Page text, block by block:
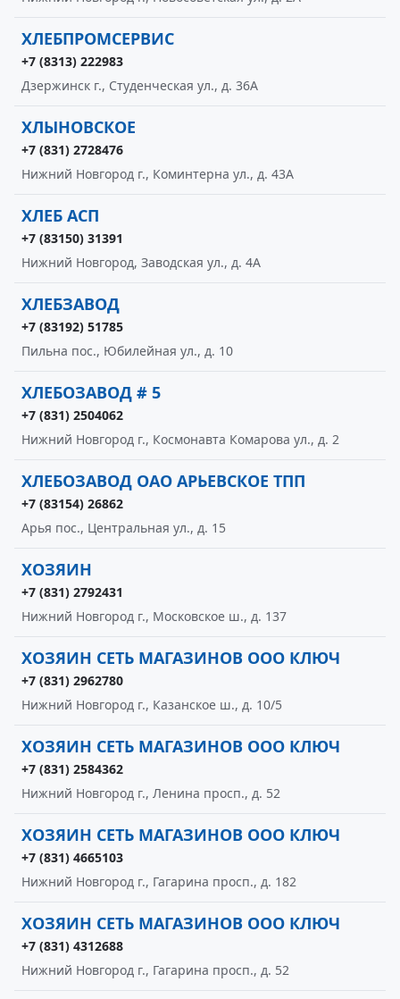
ХЛЕБПРОМСЕРВИС
+7 (8313) 222983
Дзержинск г., Студенческая ул., д. 36А
ХЛЫНОВСКОЕ
+7 (831) 2728476
Нижний Новгород г., Коминтерна ул., д. 43А
ХЛЕБ АСП
+7 (83150) 31391
Нижний Новгород, Заводская ул., д. 4А
ХЛЕБЗАВОД
+7 (83192) 51785
Пильна пос., Юбилейная ул., д. 10
ХЛЕБОЗАВОД # 5
+7 (831) 2504062
Нижний Новгород г., Космонавта Комарова ул., д. 2
ХЛЕБОЗАВОД ОАО АРЬЕВСКОЕ ТПП
+7 (83154) 26862
Арья пос., Центральная ул., д. 15
ХОЗЯИН
+7 (831) 2792431
Нижний Новгород г., Московское ш., д. 137
ХОЗЯИН СЕТЬ МАГАЗИНОВ ООО КЛЮЧ
+7 (831) 2962780
Нижний Новгород г., Казанское ш., д. 10/5
ХОЗЯИН СЕТЬ МАГАЗИНОВ ООО КЛЮЧ
+7 (831) 2584362
Нижний Новгород г., Ленина просп., д. 52
ХОЗЯИН СЕТЬ МАГАЗИНОВ ООО КЛЮЧ
+7 (831) 4665103
Нижний Новгород г., Гагарина просп., д. 182
ХОЗЯИН СЕТЬ МАГАЗИНОВ ООО КЛЮЧ
+7 (831) 4312688
Нижний Новгород г., Гагарина просп., д. 52